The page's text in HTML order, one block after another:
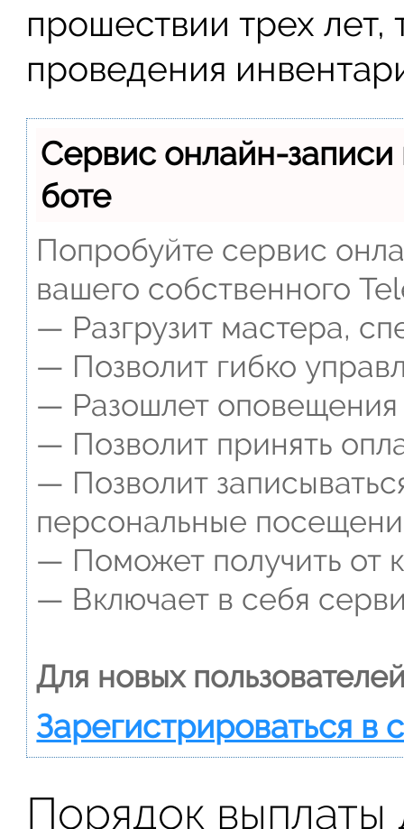
прошествии трех лет,
проведения
Сервис онлайн-
боте
Попробуйте сервис
вашего собственного
— Разгрузит мастера,
— Позволит гибко
— Разошлет оповещения
— Позволит принять
— Позволит
персональные
— Поможет получить от
— Включает в себя
Для новых
Зарегистрироваться в
Порядок